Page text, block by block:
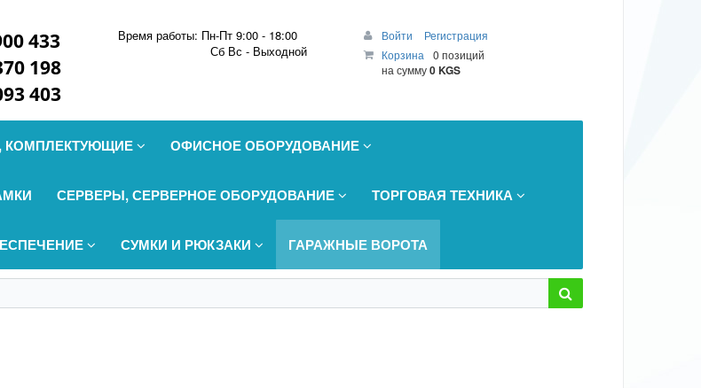
433
198
403
Время работы: Пн-Пт 9:00 - 18:00
Сб Вс - Выходной
Войти
Регистрация
Корзина
0 позиций
на сумму0 KGS
ОФИСНОЕ ОБОРУДОВАНИЕ
СЕРВЕРЫ, СЕРВЕРНОЕ ОБОРУДОВАНИЕ ТОРГОВАЯ ТЕХНИКА
СУМКИ И РЮКЗАКИ ГАРАЖНЫЕ ВОРОТА